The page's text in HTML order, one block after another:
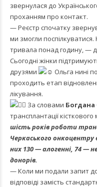
звернулася до
проханням про контакт.
— Реєстр спочатку
ми змогли
тривала понад годину, —
Сьогодні жінки
друзями
Ольга нині
проходить етап
лікування.
За словами Богдана
трансплантації кісткового
шість років роботи
Черкаського
них 130 — алогенні, 74 —
донорів.
— Коли ми подали запит
відповіді замість